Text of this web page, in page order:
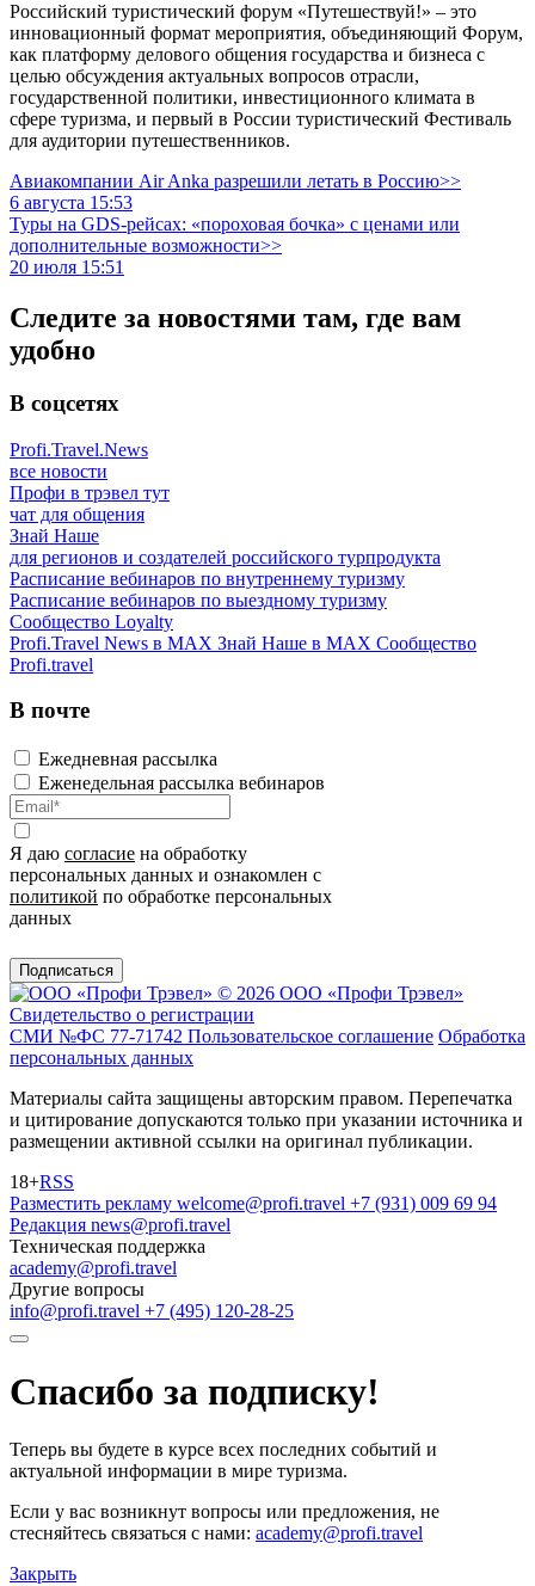
Российский туристический форум «Путешествуй!» – это
инновационный формат мероприятия, объединяющий Форум,
как платформу делового общения государства и бизнеса с
целью обсуждения актуальных вопросов отрасли,
государственной политики, инвестиционного климата в
сфере туризма, и первый в России туристический Фестиваль
для аудитории путешественников.
Авиакомпании Air Anka разрешили летать в Россию>>
6 августа 15:53
Туры на GDS-рейсах: «пороховая бочка» с ценами или
дополнительные возможности>>
20 июля 15:51
Следите за новостями там, где вам
удобно
В соцсетях
Profi.Travel.News
все новости
Профи в трэвел тут
чат для общения
Знай Наше
для регионов и создателей российского турпродукта
Расписание вебинаров по внутреннему туризму
Расписание вебинаров по выездному туризму
Сообщество Loyalty
Profi.Travel News в MAX Знай Наше в MAX Сообщество
Profi.travel
В почте
Ежедневная рассылка
Еженедельная рассылка вебинаров
Я даю согласие на обработку
персональных данных и ознакомлен с
политикой по обработке персональных
данных
Подписаться
© 2026 ООО «Профи Трэвeл»
Свидетельство о регистрации
СМИ №ФС 77-71742 Пользовательское соглашение Обработка
персональных данных
Материалы сайта защищены авторским правом. Перепечатка
и цитирование допускаются только при указании источника и
размещении активной ссылки на оригинал публикации.
18+RSS
Разместить рекламу welcome@profi.travel +7 (931) 009 69 94
Редакция news@profi.travel
Техническая поддержка
academy@profi.travel
Другие вопросы
info@profi.travel +7 (495) 120-28-25
Спасибо за подписку!
Теперь вы будете в курсе всех последних событий и
актуальной информации в мире туризма.
Если у вас возникнут вопросы или предложения, не
стесняйтесь связаться с нами: academy@profi.travel
Закрыть